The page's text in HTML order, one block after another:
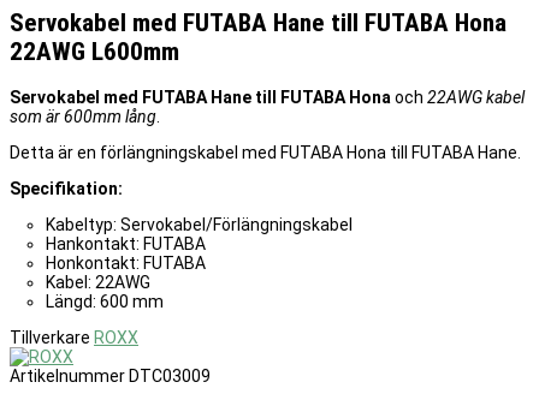
Servokabel med FUTABA Hane till FUTABA Hona
22AWG L600mm
Servokabel med FUTABA Hane till FUTABA Hona och 22AWG kabel
som är 600mm lång
Detta är en förlängningskabel med FUTABA Hona till FUTABA Hane.
Specifikation:
Kabeltyp: Servokabel/Förlängningskabel
Hankontakt: FUTABA
Honkontakt: FUTABA
Kabel: 22AWG
Längd: 600 mm
Tillverkare ROXX
Artikelnummer DTC03009